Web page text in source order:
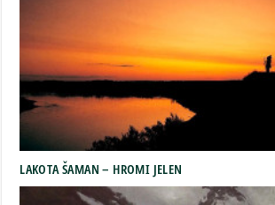
LAKOTA ŠAMAN – HROMI JELEN